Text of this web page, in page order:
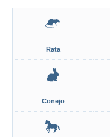
Rata
Conejo